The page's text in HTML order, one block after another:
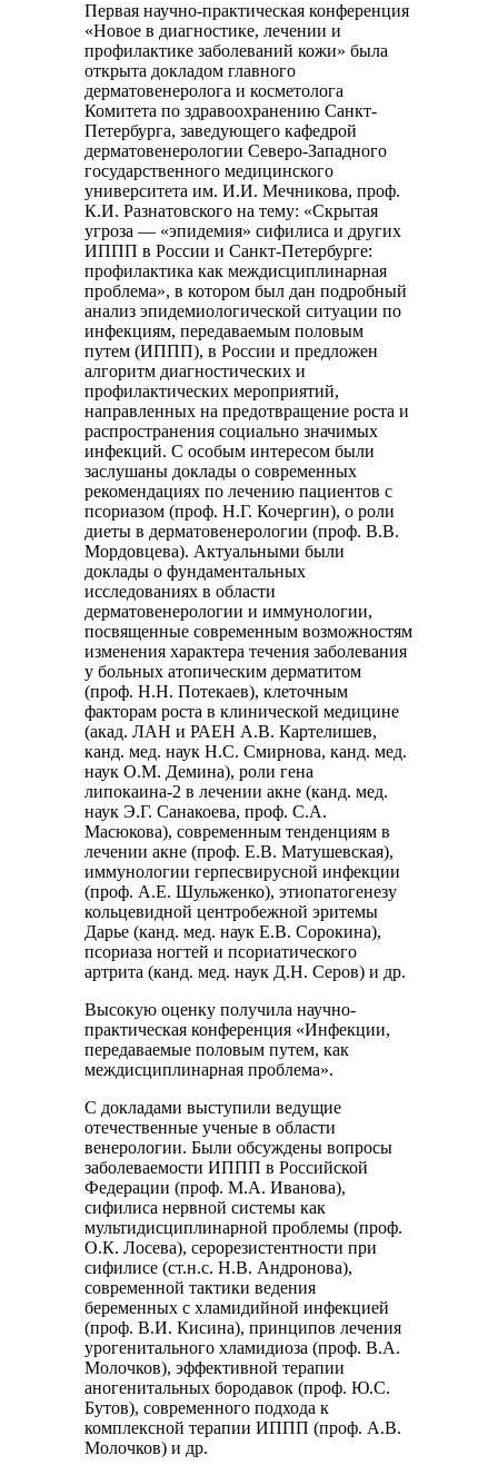
Первая научно-практическая конференция
«Новое в диагностике, лечении и
профилактике заболеваний кожи» была
открыта докладом главного
дерматовенеролога и косметолога
Комитета по здравоохранению Санкт-
Петербурга, заведующего кафедрой
дерматовенерологии Северо-Западного
государственного медицинского
университета им. И.И. Мечникова, проф.
К.И. Разнатовского на тему: «Скрытая
угроза — «эпидемия» сифилиса и других
ИППП в России и Санкт-Петербурге:
профилактика как междисциплинарная
проблема», в котором был дан подробный
анализ эпидемиологической ситуации по
инфекциям, передаваемым половым
путем (ИППП), в России и предложен
алгоритм диагностических и
профилактических мероприятий,
направленных на предотвращение роста и
распространения социально значимых
инфекций. С особым интересом были
заслушаны доклады о современных
рекомендациях по лечению пациентов с
псориазом (проф. Н.Г. Кочергин), о роли
диеты в дерматовенерологии (проф. В.В.
Мордовцева). Актуальными были
доклады о фундаментальных
исследованиях в области
дерматовенерологии и иммунологии,
посвященные современным возможностям
изменения характера течения заболевания
у больных атопическим дерматитом
(проф. Н.Н. Потекаев), клеточным
факторам роста в клинической медицине
(акад. ЛАН и РАЕН А.В. Картелишев,
канд. мед. наук Н.С. Смирнова, канд. мед.
наук О.М. Демина), роли гена
липокаина-2 в лечении акне (канд. мед.
наук Э.Г. Санакоева, проф. С.А.
Масюкова), современным тенденциям в
лечении акне (проф. Е.В. Матушевская),
иммунологии герпесвирусной инфекции
(проф. А.Е. Шульженко), этиопатогенезу
кольцевидной центробежной эритемы
Дарье (канд. мед. наук Е.В. Сорокина),
псориаза ногтей и псориатического
артрита (канд. мед. наук Д.Н. Серов) и др.
Высокую оценку получила научно-
практическая конференция «Инфекции,
передаваемые половым путем, как
междисциплинарная проблема».
С докладами выступили ведущие
отечественные ученые в области
венерологии. Были обсуждены вопросы
заболеваемости ИППП в Российской
Федерации (проф. М.А. Иванова),
сифилиса нервной системы как
мультидисциплинарной проблемы (проф.
О.К. Лосева), серорезистентности при
сифилисе (ст.н.с. Н.В. Андронова),
современной тактики ведения
беременных с хламидийной инфекцией
(проф. В.И. Кисина), принципов лечения
урогенитального хламидиоза (проф. В.А.
Молочков), эффективной терапии
аногенитальных бородавок (проф. Ю.С.
Бутов), современного подхода к
комплексной терапии ИППП (проф. А.В.
Молочков) и др.